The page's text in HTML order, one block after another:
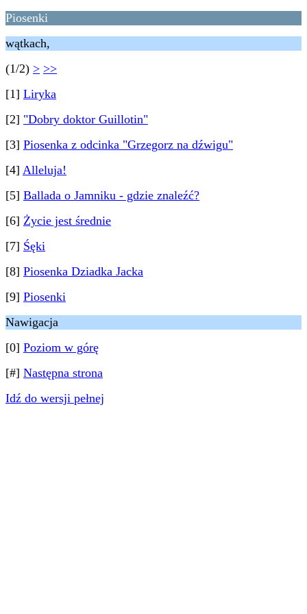
Piosenki
wątkach,
(1/2) > >>
[1] Liryka
[2] "Dobry doktor Guillotin"
[3] Piosenka z odcinka "Grzegorz na dźwigu"
[4] Alleluja!
[5] Ballada o Jamniku - gdzie znaleźć?
[6] Życie jest średnie
[7] Śęki
[8] Piosenka Dziadka Jacka
[9] Piosenki
Nawigacja
[0] Poziom w górę
[#] Następna strona
Idź do wersji pełnej